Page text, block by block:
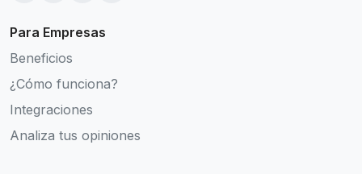
Para Empresas
Beneficios
¿Cómo funciona?
Integraciones
Analiza tus opiniones